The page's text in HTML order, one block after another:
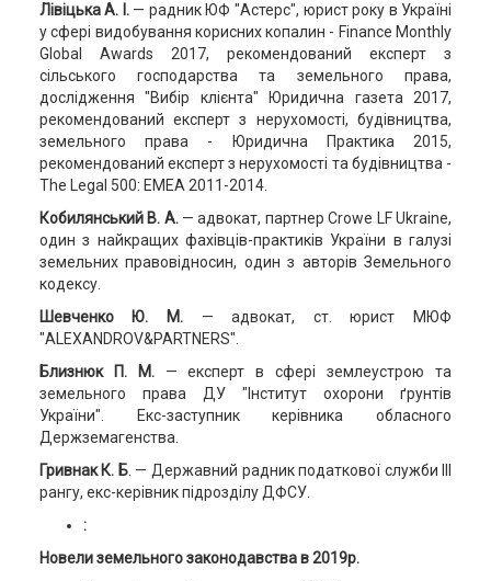
Лівіцька А. І.— радник ЮФ "Астерс", юрист року в Україні
у сфері видобування корисних копалин - Finance Monthly
Global Awards 2017, рекомендований експерт з
сільського господарства та земельного права,
дослідження "Вибір клієнта" Юридична газета 2017,
рекомендований експерт з нерухомості, будівництва,
земельного права - Юридична Практика 2015,
рекомендований експерт з нерухомості та будівництва -
The Legal 500: EMEA 2011-2014.
Кобилянський В. А.— адвокат, партнер Crowe LF Ukraine,
один з найкращих фахівців-практиків України в галузі
земельних правовідносин, один з авторів Земельного
кодексу.
Шевченко Ю. М. — адвокат, ст. юрист МЮФ
"ALEXANDROV&PARTNERS".
Близнюк П. М.— експерт в сфері землеустрою та
земельного права ДУ "Інститут охорони ґрунтів
України". Екс-заступник керівника обласного
Держземагенства.
Гривнак К. Б. — Державний радник податкової служби ІІІ
рангу, екс-керівник підрозділу ДФСУ.
:
Новели земельного законодавства в 2019р.